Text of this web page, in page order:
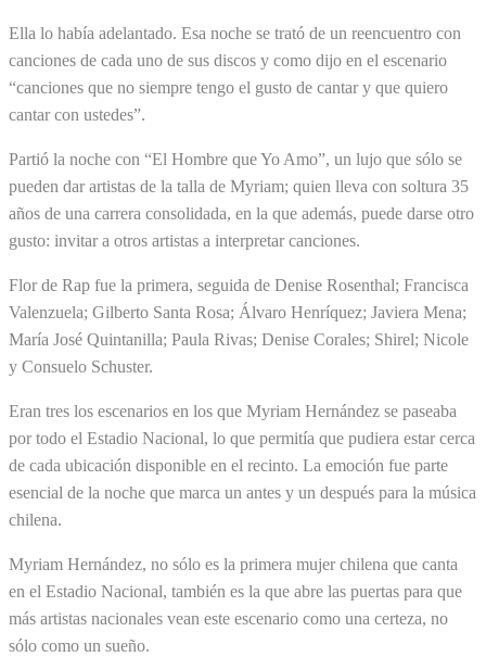
Ella lo había adelantado. Esa noche se trató de un reencuentro con
canciones de cada uno de sus discos y como dijo en el escenario
“canciones que no siempre tengo el gusto de cantar y que quiero
cantar con ustedes”.
Partió la noche con “El Hombre que Yo Amo”, un lujo que sólo se
pueden dar artistas de la talla de Myriam; quien lleva con soltura 35
años de una carrera consolidada, en la que además, puede darse otro
gusto: invitar a otros artistas a interpretar canciones.
Flor de Rap fue la primera, seguida de Denise Rosenthal; Francisca
Valenzuela; Gilberto Santa Rosa; Álvaro Henríquez; Javiera Mena;
María José Quintanilla; Paula Rivas; Denise Corales; Shirel; Nicole
y Consuelo Schuster.
Eran tres los escenarios en los que Myriam Hernández se paseaba
por todo el Estadio Nacional, lo que permitía que pudiera estar cerca
de cada ubicación disponible en el recinto. La emoción fue parte
esencial de la noche que marca un antes y un después para la música
chilena.
Myriam Hernández, no sólo es la primera mujer chilena que canta
en el Estadio Nacional, también es la que abre las puertas para que
más artistas nacionales vean este escenario como una certeza, no
sólo como un sueño.